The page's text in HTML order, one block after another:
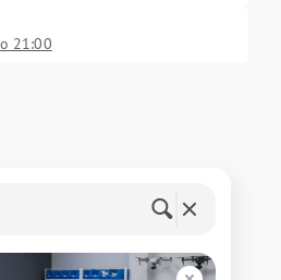
21:00